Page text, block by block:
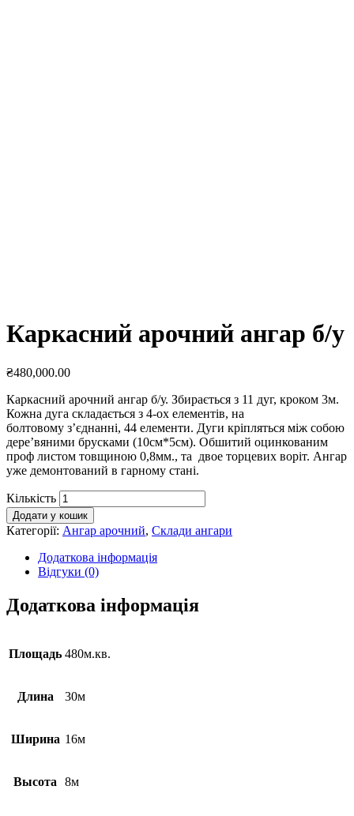
Каркасний арочний ангар б/у
₴480,000.00
Каркасний арочний ангар б/у. Збирається з 11 дуг, кроком 3м.
Кожна дуга складається з 4-ох елементів, на
болтовому з’єднанні, 44 елементи. Дуги кріпляться між собою
дере’вяними брусками (10см*5см). Обшитий оцинкованим
проф листом товщиною 0,8мм., та двое торцевих воріт. Ангар
уже демонтований в гарному стані.
Кількість
Додати у кошик
Категорії: Ангар арочний, Склади ангари
Додаткова інформація
Відгуки (0)
Додаткова інформація
Площадь 480м.кв.
Длина 30м
Ширина 16м
Высота 8м